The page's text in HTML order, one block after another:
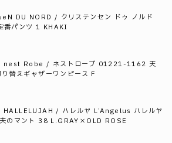
DU NORD / クリステンセン ドゥ ノルド
番パンツ 1 KHAKI
nest Robe / ネストローブ 01221-1162 天
替えギャザーワンピース F
/ ハレルヤ L’Angelus ハレルヤ
のマント 38 L.GRAY×OLD ROSE